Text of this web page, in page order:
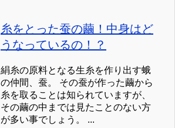
糸をとった蚕の繭！中身はど
うなっているの！？
絹糸の原料となる生糸を作り出す蛾
の仲間、蚕。 その蚕が作った繭から
糸を取ることは知られていますが、
その繭の中までは見たことのない方
が多い事でしょう。 ...